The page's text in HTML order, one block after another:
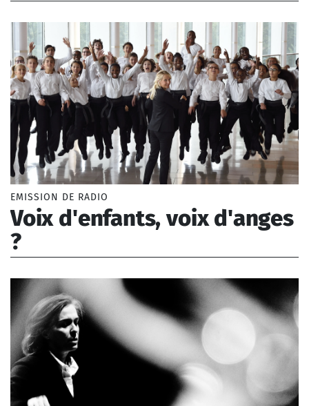
Markeas Alexandros (1965-), Bach Johann
Sebastian (1685-1750), Taylor Billy (1921-2010)
EMISSION DE RADIO
Voix d'enfants, voix d'anges
?
Henri (1916-2013), Poulenc Francis (1899-1963),
Orff Carl (1895-1982)